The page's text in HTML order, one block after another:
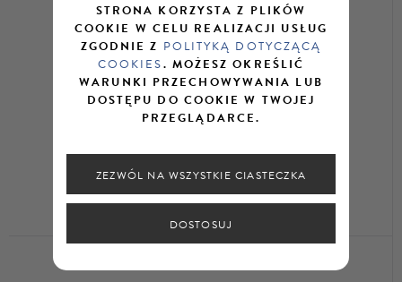
SELMI AUTOMATIC DEMOULDER
STRONA KORZYSTA Z PLIKÓW
COOKIE W CELU REALIZACJI USŁUG
ZGODNIE Z POLITYKĄ DOTYCZĄCĄ
COOKIES. MOŻESZ OKREŚLIĆ
WARUNKI PRZECHOWYWANIA LUB
DOSTĘPU DO COOKIE W TWOJEJ
PRZEGLĄDARCE.
ZEZWÓL NA WSZYSTKIE CIASTECZKA
DOSTOSUJ